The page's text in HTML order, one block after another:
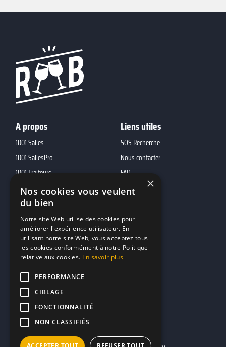
A propos
1001 Salles
1001 SallesPro
1001 Traiteurs
1001 DJ
10h01
MP2
Liens utiles
SOS Recherche
Nous contacter
FAQ
Contacts
marketing@reserverunbar.fr
11 rue Maurice Grandcoing
94200 Ivry-sur-Seine
×
Nos cookies vous veulent
du bien
Notre site Web utilise des cookies pour
améliorer l'expérience utilisateur. En
utilisant notre site Web, vous acceptez tous
les cookies conformément à notre Politique
relative aux cookies. En savoir plus
PERFORMANCE
CIBLAGE
FONCTIONNALITÉ
NON CLASSIFIÉS